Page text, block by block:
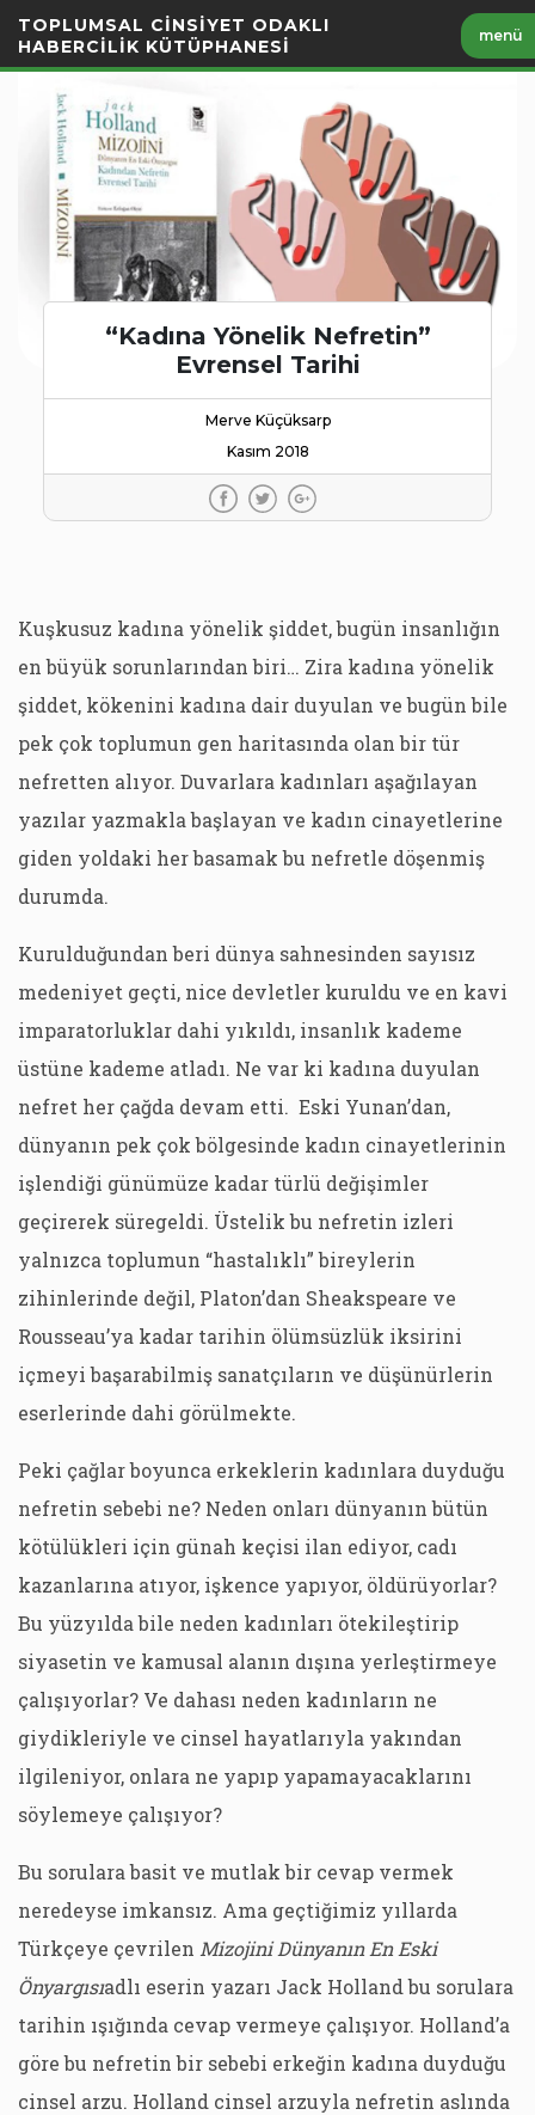
Geç
TOPLUMSAL CİNSİYET ODAKLI
HABERCİLİK KÜTÜPHANESİ
menü
“Kadına Yönelik Nefretin”
Evrensel Tarihi
Merve Küçüksarp
Kasım 2018
Kuşkusuz kadına yönelik şiddet, bugün insanlığın
en büyük sorunlarından biri… Zira kadına yönelik
şiddet, kökenini kadına dair duyulan ve bugün bile
pek çok toplumun gen haritasında olan bir tür
nefretten alıyor. Duvarlara kadınları aşağılayan
yazılar yazmakla başlayan ve kadın cinayetlerine
giden yoldaki her basamak bu nefretle döşenmiş
durumda.
Kurulduğundan beri dünya sahnesinden sayısız
medeniyet geçti, nice devletler kuruldu ve en kavi
imparatorluklar dahi yıkıldı, insanlık kademe
üstüne kademe atladı. Ne var ki kadına duyulan
nefret her çağda devam etti. Eski Yunan’dan,
dünyanın pek çok bölgesinde kadın cinayetlerinin
işlendiği günümüze kadar türlü değişimler
geçirerek süregeldi. Üstelik bu nefretin izleri
yalnızca toplumun “hastalıklı” bireylerin
zihinlerinde değil, Platon’dan Sheakspeare ve
Rousseau’ya kadar tarihin ölümsüzlük iksirini
içmeyi başarabilmiş sanatçıların ve düşünürlerin
eserlerinde dahi görülmekte.
Peki çağlar boyunca erkeklerin kadınlara duyduğu
nefretin sebebi ne? Neden onları dünyanın bütün
kötülükleri için günah keçisi ilan ediyor, cadı
kazanlarına atıyor, işkence yapıyor, öldürüyorlar?
Bu yüzyılda bile neden kadınları ötekileştirip
siyasetin ve kamusal alanın dışına yerleştirmeye
çalışıyorlar? Ve dahası neden kadınların ne
giydikleriyle ve cinsel hayatlarıyla yakından
ilgileniyor, onlara ne yapıp yapamayacaklarını
söylemeye çalışıyor?
Bu sorulara basit ve mutlak bir cevap vermek
neredeyse imkansız. Ama geçtiğimiz yıllarda
Türkçeye çevrilen Mizojini Dünyanın En Eski
Önyargısıadlı eserin yazarı Jack Holland bu sorulara
tarihin ışığında cevap vermeye çalışıyor. Holland’a
göre bu nefretin bir sebebi erkeğin kadına duyduğu
cinsel arzu. Holland cinsel arzuyla nefretin aslında